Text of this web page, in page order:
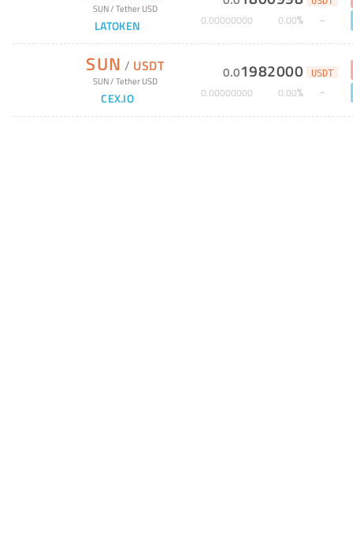
SUN/Tether USD
LATOKEN 0.00000000 0.00%
SUN / USDT
SUN/Tether USD
CEX.IO
0.01982000 USDT
0.00000000 0.00%